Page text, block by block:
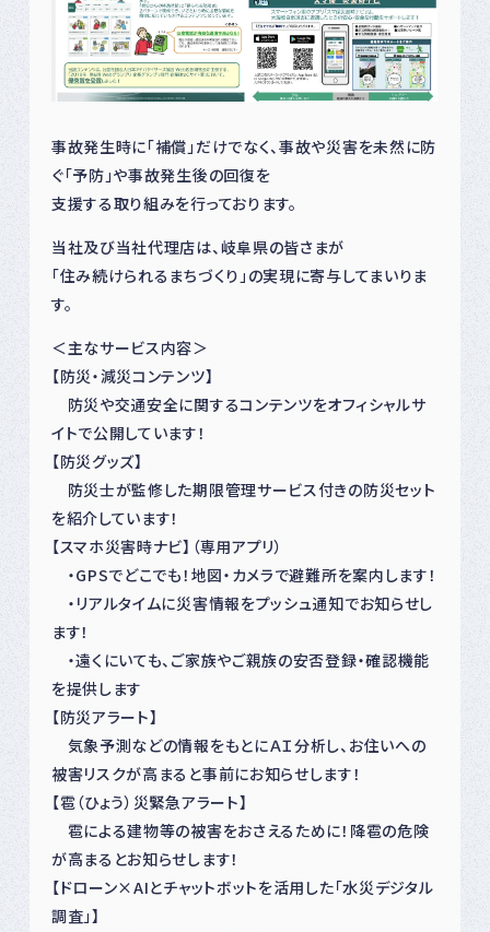
事故発生時に「補償」だけでなく、事故や災害を未然に防
ぐ「予防」や事故発生後の回復を
支援する取り組みを行っております。
当社及び当社代理店は、岐阜県の皆さまが
「住み続けられるまちづくり」の実現に寄与してまいりま
す。
＜主なサービス内容＞
【防災・減災コンテンツ】
防災や交通安全に関するコンテンツをオフィシャルサ
イトで公開しています！
【防災グッズ】
防災士が監修した期限管理サービス付きの防災セット
を紹介しています！
【スマホ災害時ナビ】（専用アプリ）
・GPSでどこでも！地図・カメラで避難所を案内します！
・リアルタイムに災害情報をプッシュ通知でお知らせし
ます！
・遠くにいても、ご家族やご親族の安否登録・確認機能
を提供します
【防災アラート】
気象予測などの情報をもとにＡＩ分析し、お住いへの
被害リスクが高まると事前にお知らせします！
【雹（ひょう）災緊急アラート】
雹による建物等の被害をおさえるために！降雹の危険
が高まるとお知らせします！
【ドローン×AIとチャットボットを活用した「水災デジタル
調査」】